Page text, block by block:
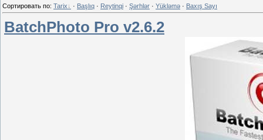
Сортировать по: Tarix · Başlıq · Reytinqi · Şərhlər · Yükləmə · Baxış Sayı
BatchPhoto Pro v2.6.2